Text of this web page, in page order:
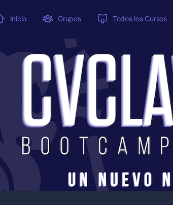
Inicio Grupos Todos los Cursos